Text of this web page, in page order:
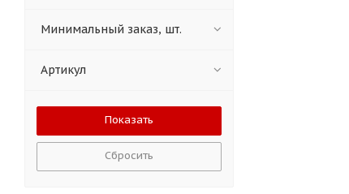
Минимальный заказ, шт.
Артикул
Сбросить